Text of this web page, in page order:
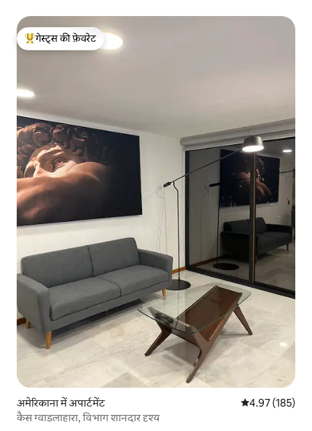
गेस्ट्स का टॉप फ़ेवरेट
गेस्ट्स की फ़ेवरेट
अमेरिकाना में अपार्टमेंट औसत रेटिंग 5 में से
4.97 (185)
कैस ग्वाडलाहारा, विभाग शानदार दृश्य